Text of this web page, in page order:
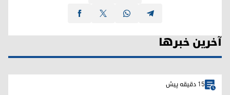
آخرین خبرها
15 دقیقه پیش